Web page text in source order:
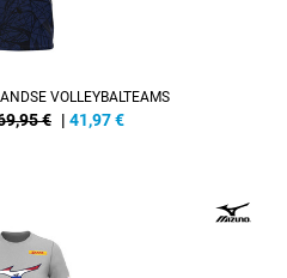
VOLLEYBALTEAMS
€ | 41,97€